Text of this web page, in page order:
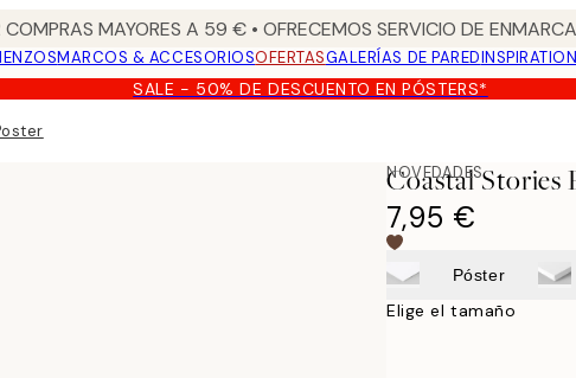
MAYORES A 59 € • OFRECEMOS SERVICIO DE
MARCOS & ACCESORIOSOFERTASGALERÍAS DE PARED
SALE - 50% DE DESCUENTO EN PÓSTERS*
NOVEDADES
Coastal Stories
7,95 €
Póster
Elige el tamaño